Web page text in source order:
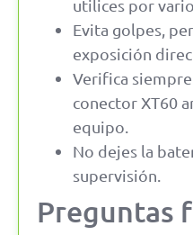
utilices por
Evita golpes,
exposición
Verifica
conector XT60
equipo.
No dejes la
supervisión.
Preguntas